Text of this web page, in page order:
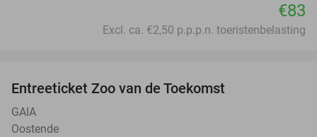
€83
Excl. ca. €2,50 p.p.p.n. toeristenbelasting
Entreeticket Zoo van de Toekomst
GAIA
Oostende